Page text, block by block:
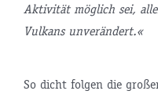
Aktivität möglich sei,
Vulkans unverändert.«
So dicht folgen die